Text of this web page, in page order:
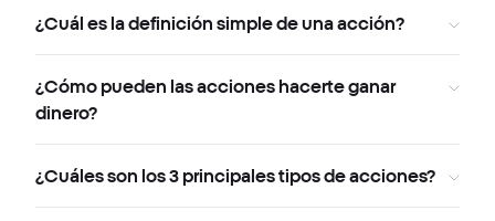
¿Cuál es la definición simple de una acción?
¿Cómo pueden las acciones hacerte ganar
dinero?
¿Cuáles son los 3 principales tipos de acciones?